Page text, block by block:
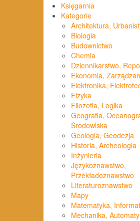
Księgarnia
Kategorie
Architektura,
Biologia
Budownictwo
Chemia
Dziennikarstwo,
Ekonomia,
Elektronika,
Fizyka
Filozofia, Logika
Geografia,
Środowiska
Geologia, Geodezja
Historia, Archeologia
Inżynieria
Językoznawstwo,
Przekładoznawstwo
Literaturoznawstwo
Mapy
Matematyka,
Mechanika,